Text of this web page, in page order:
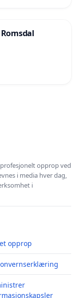
opprop ved
i media hver dag,
i
opprop